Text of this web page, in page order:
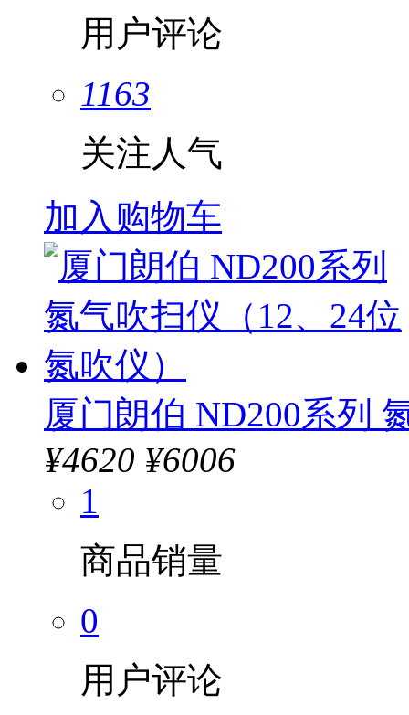
用户评论
1163
关注人气
加入购物车
厦门朗伯 ND200系列
¥4620 ¥6006
1
商品销量
0
用户评论